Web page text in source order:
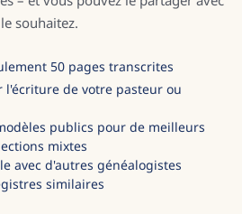
s'améliore au fur et à mesure que
– et vous pouvez le partager avec
50 pages transcrites
l'écriture de votre pasteur ou
publics pour de meilleurs
mixtes
avec d'autres généalogistes